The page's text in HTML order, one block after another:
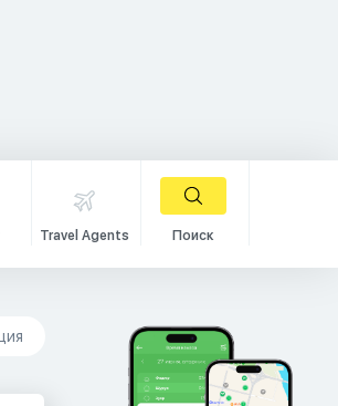
Travel Agents Поиск